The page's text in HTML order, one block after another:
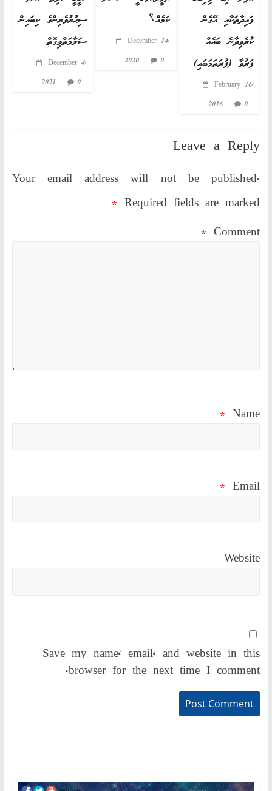
ސިޙުރުވެރިންގެ ކިބައިން
ސަލާމަތްވިގޮތް
December 4,
2021
0
ކަމެއް؟
December 14,
2020
0
ފައިދާތަކާއި އޭގެން
ކުރެވިދާނެ ބައެއް
ފަރުވާ (ފުރަތަމަބައި)
February 16,
2016
0
Leave a Reply
Your email address will not be published.
Required fields are marked
*
Comment
*
Name
*
Email
*
Website
Save my name, email, and website in this
browser for the next time I comment.